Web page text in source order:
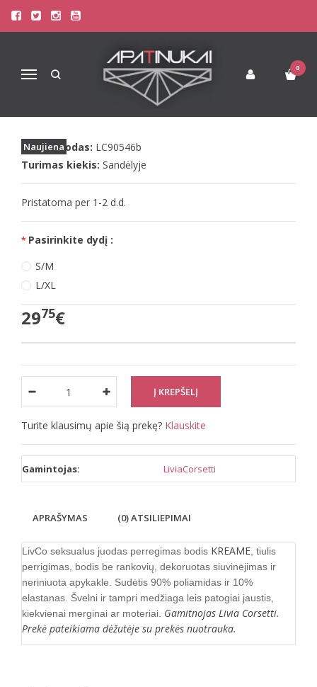
Navigacija
0
Pagrindinis
Apatinis Trikotažas Moterims
Moteriški triko - bodžiai
LIVCO SEKSUALUS JUODAS
PERREGIMAS BODIS KREAME
Naujiena
Prekės kodas: LC90546b
Turimas kiekis: Sandėlyje
Pristatoma per 1-2 d.d.
Pasirinkite dydį :
S/M
L/XL
2975€
Turite klausimų apie šią prekę? Klauskite
Gamintojas: LiviaCorsetti
APRAŠYMAS (0) ATSILIEPIMAI
LivCo seksualus juodas perregimas bodis KREAME , tiulis
perrigimas, bodis be rankovių, dekoruotas siuvinėjimas ir
neriniuota apykakle. Sudėtis 90% poliamidas ir 10%
elastanas. Švelni ir tampri medžiaga leis patogiai jaustis,
kiekvienai merginai ar moteriai. Gamitnojas Livia Corsetti.
Prekė pateikiama dėžutėje su prekės nuotrauka.